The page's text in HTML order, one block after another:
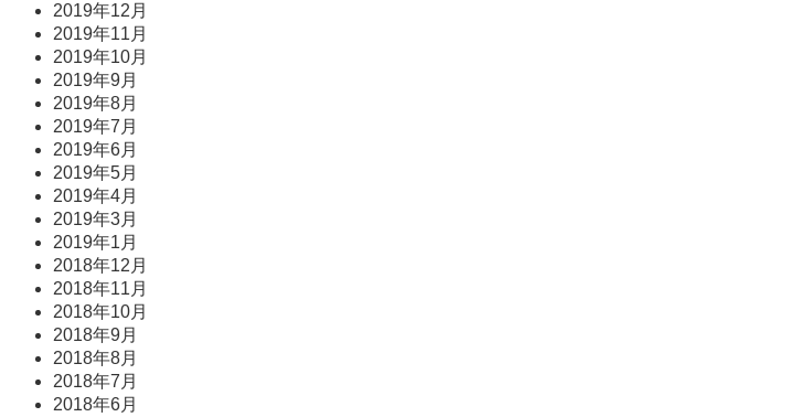
2019年12月
2019年11月
2019年10月
2019年9月
2019年8月
2019年7月
2019年6月
2019年5月
2019年4月
2019年3月
2019年1月
2018年12月
2018年11月
2018年10月
2018年9月
2018年8月
2018年7月
2018年6月